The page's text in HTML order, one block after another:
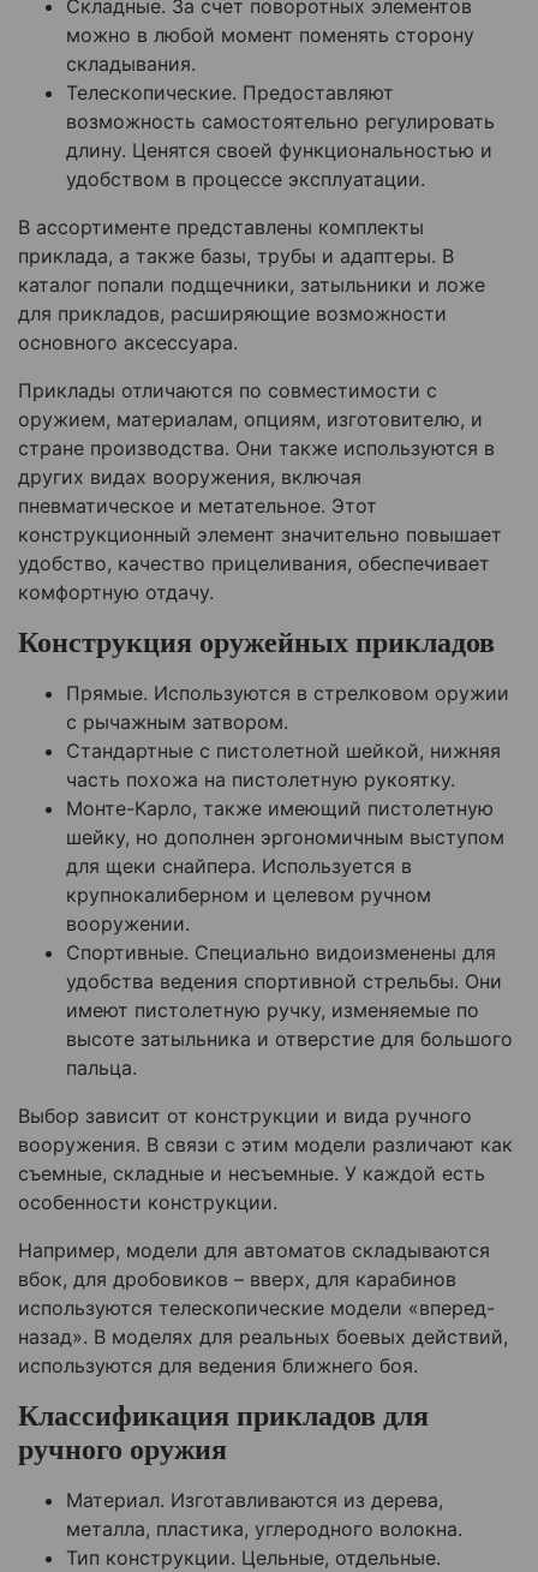
Складные. За счет поворотных элементов
можно в любой момент поменять сторону
складывания.
Телескопические. Предоставляют
возможность самостоятельно регулировать
длину. Ценятся своей функциональностью и
удобством в процессе эксплуатации.
В ассортименте представлены комплекты
приклада, а также базы, трубы и адаптеры. В
каталог попали подщечники, затыльники и ложе
для прикладов, расширяющие возможности
основного аксессуара.
Приклады отличаются по совместимости с
оружием, материалам, опциям, изготовителю, и
стране производства. Они также используются в
других видах вооружения, включая
пневматическое и метательное. Этот
конструкционный элемент значительно повышает
удобство, качество прицеливания, обеспечивает
комфортную отдачу.
Конструкция оружейных прикладов
Прямые. Используются в стрелковом оружии
с рычажным затвором.
Стандартные с пистолетной шейкой, нижняя
часть похожа на пистолетную рукоятку.
Монте-Карло, также имеющий пистолетную
шейку, но дополнен эргономичным выступом
для щеки снайпера. Используется в
крупнокалиберном и целевом ручном
вооружении.
Спортивные. Специально видоизменены для
удобства ведения спортивной стрельбы. Они
имеют пистолетную ручку, изменяемые по
высоте затыльника и отверстие для большого
пальца.
Выбор зависит от конструкции и вида ручного
вооружения. В связи с этим модели различают как
съемные, складные и несъемные. У каждой есть
особенности конструкции.
Например, модели для автоматов складываются
вбок, для дробовиков – вверх, для карабинов
используются телескопические модели «вперед-
назад». В моделях для реальных боевых действий,
используются для ведения ближнего боя.
Классификация прикладов для
ручного оружия
Материал. Изготавливаются из дерева,
металла, пластика, углеродного волокна.
Тип конструкции. Цельные, отдельные.